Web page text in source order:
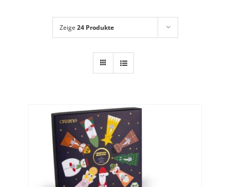
Zeige 24 Produkte